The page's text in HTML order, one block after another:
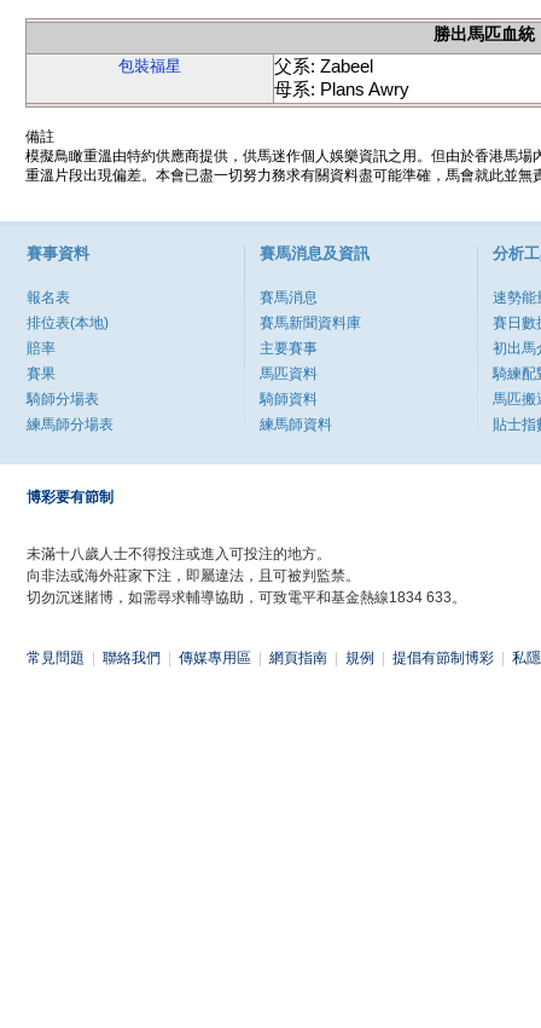
勝出馬匹血統
包裝福星
父系: Zabeel
母系: Plans Awry
備註
模擬鳥瞰重溫由特約供應商提供，供馬迷作個人娛樂資訊之用。但由於香港馬
重溫片段出現偏差。本會已盡一切努力務求有關資料盡可能準確，馬會就此並
賽事資料
報名表
排位表(本地)
賠率
賽果
騎師分場表
練馬師分場表
賽馬消息及資訊
賽馬消息
賽馬新聞資料庫
主要賽事
馬匹資料
騎師資料
練馬師資料
分析
速勢能
賽日數
初出馬
騎練配
馬匹搬
貼士指
博彩要有節制
未滿十八歲人士不得投注或進入可投注的地方。
向非法或海外莊家下注，即屬違法，且可被判監禁。
切勿沉迷賭博，如需尋求輔導協助，可致電平和基金熱線1834 633。
常見問題 聯絡我們 傳媒專用區 網頁指南 規例 提倡有節制博彩 私